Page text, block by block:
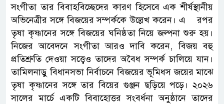
সংগীতা তার বিবাহবিচ্ছেদের কারণ হিসেবে এক শীর্ষস্থানীয়
অভিনেত্রীর সঙ্গে বিজয়ের সম্পর্ককে উল্লেখ করেন। এ রপর
তৃষা কৃষ্ণানের সঙ্গে বিজয়ের ঘনিষ্ঠতা নিয়ে জল্পনা শুরু হয়।
নিজের আবেদনে সংগীতা আরও দাবি করেন, বিজয় বহু
প্রতিশ্রুতি দেওয়া সত্ত্বেও তাদের অবৈধ সম্পর্ক চালিয়ে যান।
তামিলনাড়ু বিধানসভা নির্বাচনে বিজয়ের ভূমিধস জয়ের মাঝে
তৃষা কৃষ্ণানের সঙ্গে তার বিয়ের গুঞ্জন ছড়িয়ে পড়ে। ২০২৬
সালের মার্চে একটি বিবাহোত্তর সংবর্ধনা অনুষ্ঠানে তাদের